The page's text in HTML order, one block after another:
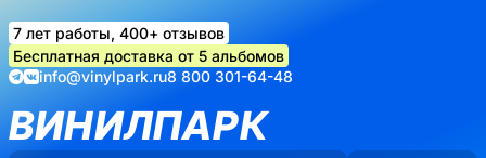
7 лет работы, 400+ отзывов
Бесплатная доставка от 5 альбомов
info@vinylpark.ru8 800 301-64-48
ВИНИЛПАРК